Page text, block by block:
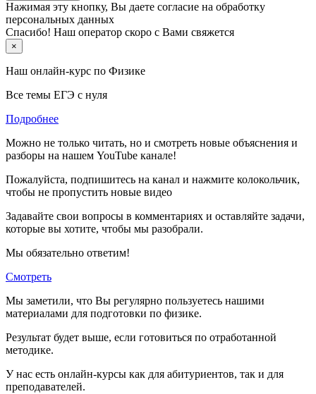
Нажимая эту кнопку, Вы даете согласие на обработку
персональных данных
Спасибо! Наш оператор скоро с Вами свяжется
×
Наш онлайн-курс по Физике
Все темы ЕГЭ с нуля
Подробнее
Можно не только читать, но и смотреть новые объяснения и
разборы на нашем YouTube канале!
Пожалуйста, подпишитесь на канал и нажмите колокольчик,
чтобы не пропустить новые видео
Задавайте свои вопросы в комментариях и оставляйте задачи,
которые вы хотите, чтобы мы разобрали.
Мы обязательно ответим!
Смотреть
Мы заметили, что Вы регулярно пользуетесь нашими
материалами для подготовки по физике.
Результат будет выше, если готовиться по отработанной
методике.
У нас есть онлайн-курсы как для абитуриентов, так и для
преподавателей.